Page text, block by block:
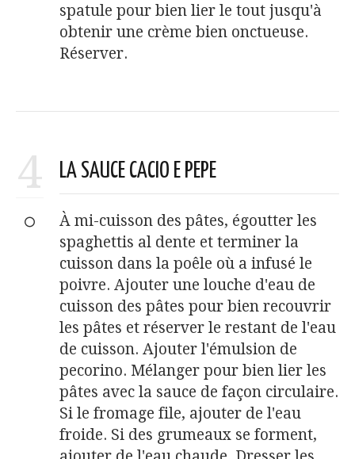
spatule pour bien lier le tout jusqu'à
obtenir une crème bien onctueuse.
Réserver.
4 LA SAUCE CACIO E PEPE
À mi-cuisson des pâtes, égoutter les
spaghettis al dente et terminer la
cuisson dans la poêle où a infusé le
poivre. Ajouter une louche d'eau de
cuisson des pâtes pour bien recouvrir
les pâtes et réserver le restant de l'eau
de cuisson. Ajouter l'émulsion de
pecorino. Mélanger pour bien lier les
pâtes avec la sauce de façon circulaire.
Si le fromage file, ajouter de l'eau
froide. Si des grumeaux se forment,